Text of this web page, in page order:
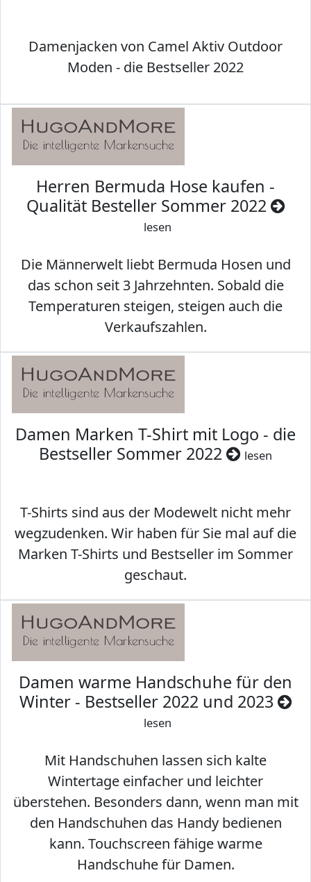
Damenjacken von Camel Aktiv Outdoor
Moden - die Bestseller 2022
Herren Bermuda Hose kaufen -
Qualität Besteller Sommer 2022
lesen
Die Männerwelt liebt Bermuda Hosen und
das schon seit 3 Jahrzehnten. Sobald die
Temperaturen steigen, steigen auch die
Verkaufszahlen.
Damen Marken T-Shirt mit Logo - die
Bestseller Sommer 2022
lesen
T-Shirts sind aus der Modewelt nicht mehr
wegzudenken. Wir haben für Sie mal auf die
Marken T-Shirts und Bestseller im Sommer
geschaut.
Damen warme Handschuhe für den
Winter - Bestseller 2022 und 2023
lesen
Mit Handschuhen lassen sich kalte
Wintertage einfacher und leichter
überstehen. Besonders dann, wenn man mit
den Handschuhen das Handy bedienen
kann. Touchscreen fähige warme
Handschuhe für Damen.